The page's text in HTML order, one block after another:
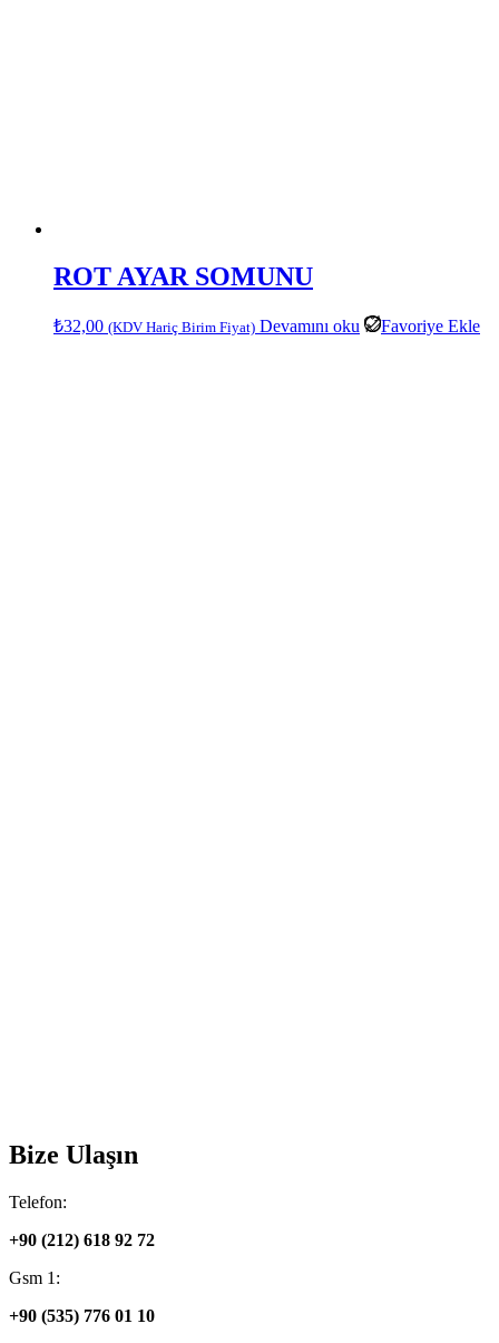
ROT AYAR SOMUNU
₺32,00 (KDV Hariç Birim Fiyat) Devamını oku Favoriye Ekle
Bize Ulaşın
Telefon:
+90 (212) 618 92 72
Gsm 1:
+90 (535) 776 01 10